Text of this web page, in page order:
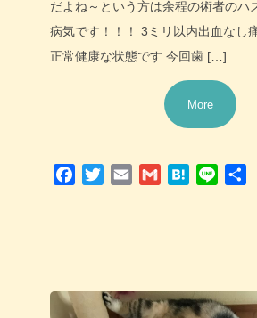
だよね～という方は余程の術者のハ
病気です！！！ 3ミリ以内出血なし
正常健康な状態です 今回歯 […]
More
Facebook
TwitterEmail Gmail Hatena
Line